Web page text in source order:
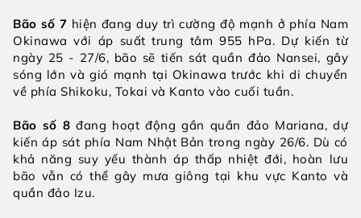
Bão số 7 hiện đang duy trì cường độ mạnh ở phía Nam
Okinawa với áp suất trung tâm 955 hPa. Dự kiến từ
ngày 25 - 27/6, bão sẽ tiến sát quần đảo Nansei, gây
sóng lớn và gió mạnh tại Okinawa trước khi di chuyển
về phía Shikoku, Tokai và Kanto vào cuối tuần.
Bão số 8 đang hoạt động gần quần đảo Mariana, dự
kiến áp sát phía Nam Nhật Bản trong ngày 26/6. Dù có
khả năng suy yếu thành áp thấp nhiệt đới, hoàn lưu
bão vẫn có thể gây mưa giông tại khu vực Kanto và
quần đảo Izu.